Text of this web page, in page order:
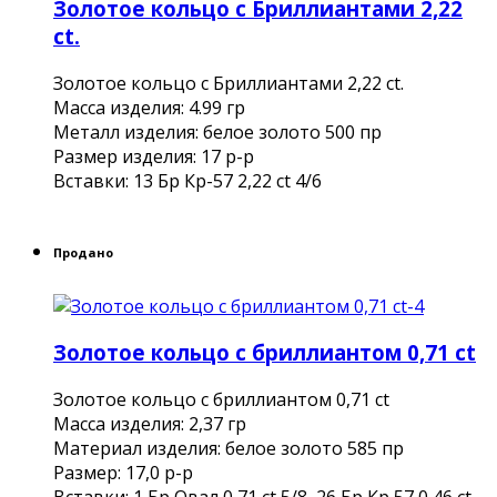
Золотое кольцо с Бриллиантами 2,22
ct.
Золотое кольцо с Бриллиантами 2,22 ct.
Масса изделия: 4.99 гр
Металл изделия: белое золото 500 пр
Размер изделия: 17 р-р
Вставки: 13 Бр Кр-57 2,22 ct 4/6
Продано
Золотое кольцо с бриллиантом 0,71 ct
Золотое кольцо с бриллиантом 0,71 ct
Mасса изделия: 2,37 гр
Материал изделия: белое золото 585 пр
Размер: 17,0 р-р